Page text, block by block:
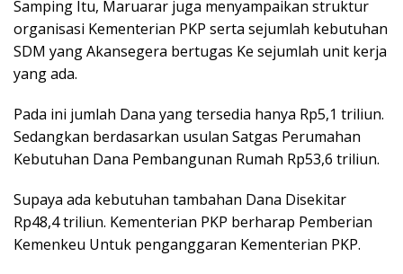
Samping Itu, Maruarar juga menyampaikan struktur
organisasi Kementerian PKP serta sejumlah kebutuhan
SDM yang Akansegera bertugas Ke sejumlah unit kerja
yang ada.
Pada ini jumlah Dana yang tersedia hanya Rp5,1 triliun.
Sedangkan berdasarkan usulan Satgas Perumahan
Kebutuhan Dana Pembangunan Rumah Rp53,6 triliun.
Supaya ada kebutuhan tambahan Dana Disekitar
Rp48,4 triliun. Kementerian PKP berharap Pemberian
Kemenkeu Untuk penganggaran Kementerian PKP.